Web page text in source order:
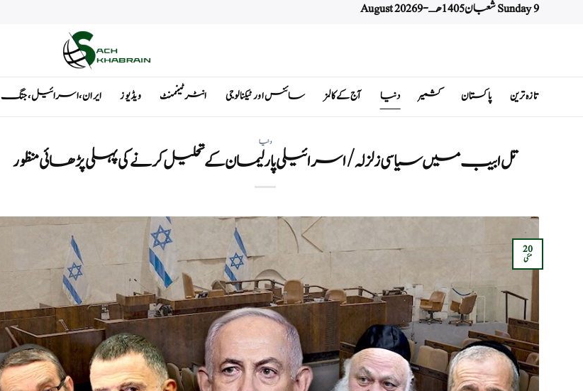
Sunday 9 شعبان 1405 هـ - 9 August 2026
تازہ ترین پاکستان کشمیر دنیا آج کے کالمز سائنس اور ٹیکنالوجی انٹرٹینمنٹ ویڈیوز ایران ، اسرائیل ، جنگ
دنیا
تل ابیب میں سیاسی زلزلہ / اسرائیلی پارلیمان کے تحلیل کرنے کی پہلی پڑھائی منظور
20
مئی